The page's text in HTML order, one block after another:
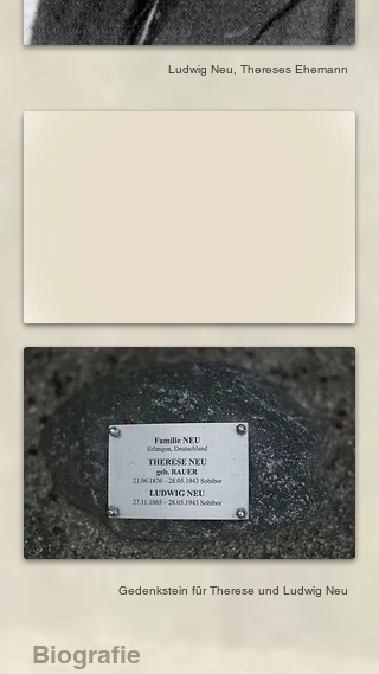
Ludwig Neu, Thereses Ehemann
Gedenkstein für Therese und Ludwig Neu
Biografie